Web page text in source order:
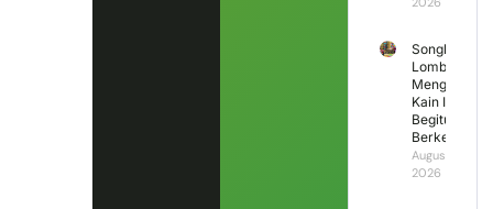
Songket
Lombok
Mengapa
Kain Ini
Begitu
Berkesan?
August 5,
2026